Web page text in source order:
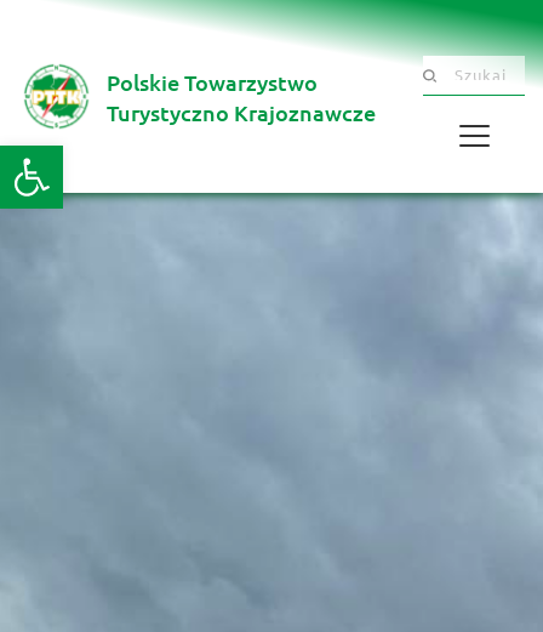
Otwórz pasek narzędzi
Polskie Towarzystwo
Turystyczno Krajoznawcze
Szukaj .......